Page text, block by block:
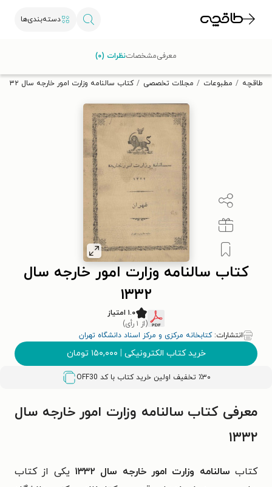
دسته‌بندی‌ها
تخفیف از طاقچه دریافت کن.
طاقچه مطبوعات مجلات تخصصی کتاب سالنامه وزارت امور خارجه سال ۱۳۳۲
کتاب سالنامه وزارت امور خارجه سال
۱۳۳۲
۱.۰ امتیاز
(از ۱ رأی)
انتشارات:کتابخانه مرکزی و مرکز اسناد دانشگاه تهران
خرید کتاب الکترونیکی | ۱۵۰,۰۰۰ تومان
٪۳۰ تخفیف اولین خرید کتاب با کد OFF30
معرفیمشخصاتنظرات (۰)
معرفی کتاب سالنامه وزارت امور خارجه سال
۱۳۳۲
کتاب سالنامه وزارت امور خارجه سال ۱۳۳۲
یکی از کتاب